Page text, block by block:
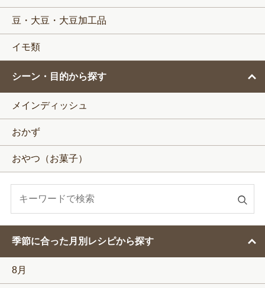
豆・大豆・大豆加工品
イモ類
シーン・目的から探す
メインディッシュ
おかず
おやつ（お菓子）
索
季節に合った月別レシピから探す
8月